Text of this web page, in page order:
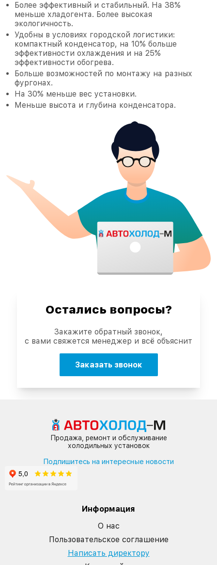
Более эффективный и стабильный. На 38%
меньше хладогента. Более высокая
экологичность.
Удобны в условиях городской логистики:
компактный конденсатор, на 10% больше
эффективности охлаждения и на 25%
эффективности обогрева.
Больше возможностей по монтажу на разных
фургонах.
На 30% меньше вес установки.
Меньше высота и глубина конденсатора.
Остались вопросы?
Закажите обратный звонок,
с вами свяжется менеджер и всё объяснит
Заказать звонок
Продажа, ремонт и обслуживание
холодильных установок
Подпишитесь на интересные новости
Информация
О нас
Пользовательское соглашение
Написать директору